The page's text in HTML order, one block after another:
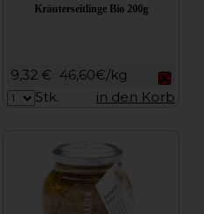
Kräuterseitlinge Bio 200g
9,32 € 46,60€/kg
Stk.
in den Korb